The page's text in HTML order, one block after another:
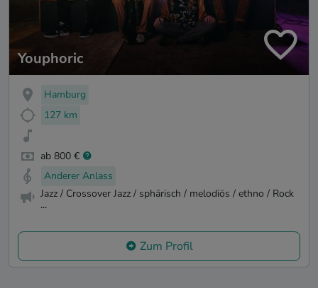
Youphoric
Hamburg
127 km
ab 800 €
Anderer Anlass
Jazz / Crossover Jazz / sphärisch / melodiös / ethno / Rock
...
Zum Profil